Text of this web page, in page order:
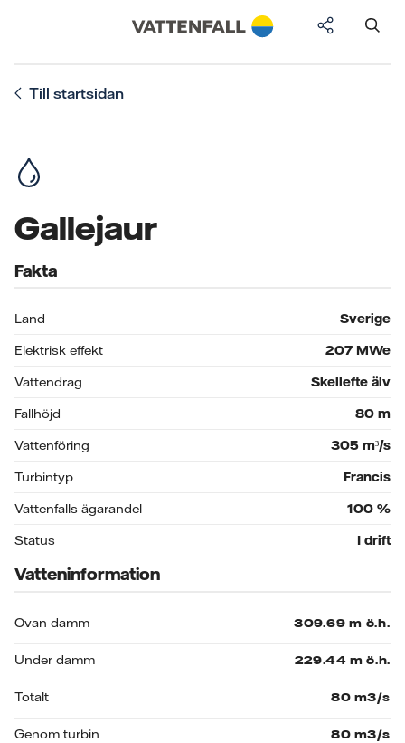
Till startsidan
Gallejaur
Fakta
Land
Sverige
Elektrisk effekt
207 MWe
Vattendrag
Skellefte älv
Fallhöjd
80 m
Vattenföring
305 m³/s
Turbintyp
Francis
Vattenfalls ägarandel
100 %
Status
I drift
Vatteninformation
Ovan damm
Under damm
Totalt
Genom turbin